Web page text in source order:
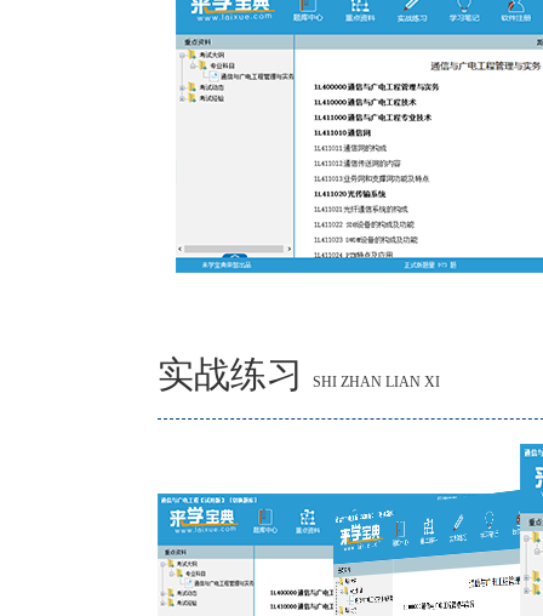
实战练习 SHI ZHAN LIAN XI